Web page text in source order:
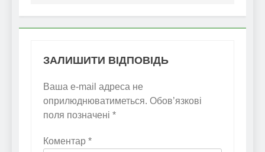
ЗАЛИШИТИ ВІДПОВІДЬ
Ваша e-mail адреса не
оприлюднюватиметься. Обов’язкові
поля позначені *
Коментар *